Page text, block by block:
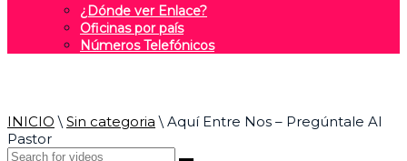
¿Dónde ver Enlace?
Oficinas por país
Números Telefónicos
INICIO \ Sin categoria \ Aquí Entre Nos – Pregúntale Al
Pastor